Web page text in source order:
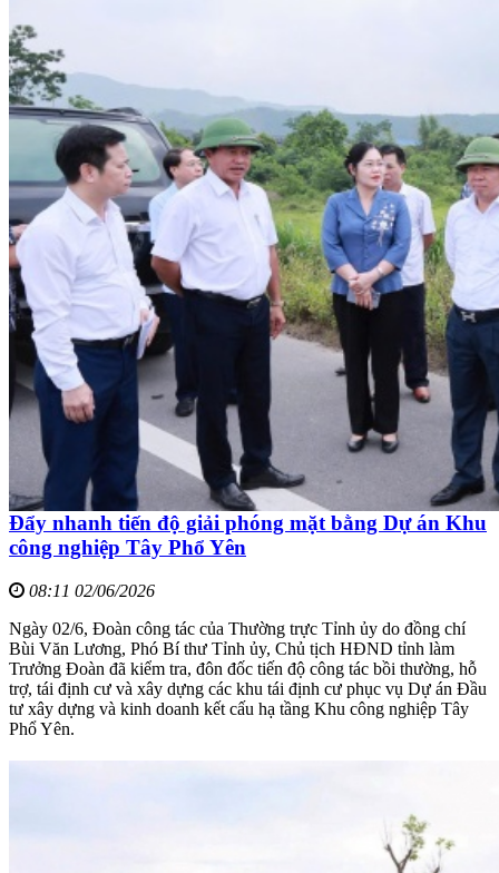
Đẩy nhanh tiến độ giải phóng mặt bằng Dự án Khu
công nghiệp Tây Phổ Yên
08:11 02/06/2026
Ngày 02/6, Đoàn công tác của Thường trực Tỉnh ủy do đồng chí
Bùi Văn Lương, Phó Bí thư Tỉnh ủy, Chủ tịch HĐND tỉnh làm
Trưởng Đoàn đã kiểm tra, đôn đốc tiến độ công tác bồi thường, hỗ
trợ, tái định cư và xây dựng các khu tái định cư phục vụ Dự án Đầu
tư xây dựng và kinh doanh kết cấu hạ tầng Khu công nghiệp Tây
Phổ Yên.